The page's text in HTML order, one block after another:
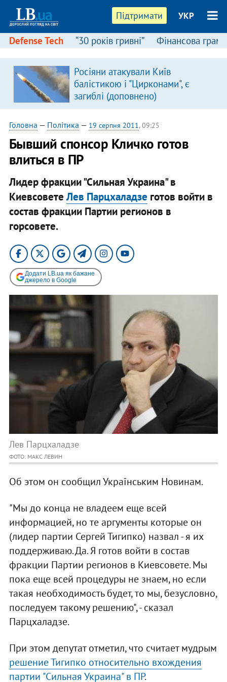
Підтримати УКР
Defense Tech “30 років гривні” Фінансова
Росіяни атакували Київ
балістикою і "Цирконами", є
загиблі (доповнено)
Головна — Політика — 19 серпня 2011, 09:25
Бывший спонсор Кличко готов
влиться в ПР
Лидер фракции "Сильная Украина" в
КиевсоветеЛев Парцхаладзе готов войти в
состав фракции Партии регионов в
горсовете.
Додати LB.ua як бажане
джерело в Google
Лев Парцхаладзе
ФОТО: МАКС ЛЕВИН
Об этом он сообщил Українським Новинам.
"Мы до конца не владеем еще всей
информацией, но те аргументы которые он
(лидер партии Сергей Тигипко) назвал - я их
поддерживаю. Да. Я готов войти в состав
фракции Партии регионов в Киевсовете. Мы
пока еще всей процедуры не знаем, но если
такая необходимость будет, то мы, безусловно,
последуем такому решению", - сказал
Парцхаладзе.
При этом депутат отметил, что считает мудрым
решение Тигипко относительно вхождения
партии "Сильная Украина" в ПР.